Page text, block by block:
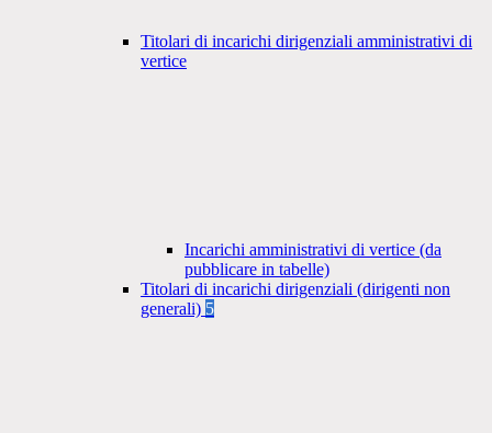
Titolari di incarichi dirigenziali amministrativi di
vertice
Incarichi amministrativi di vertice (da
pubblicare in tabelle)
Titolari di incarichi dirigenziali (dirigenti non
generali) 5